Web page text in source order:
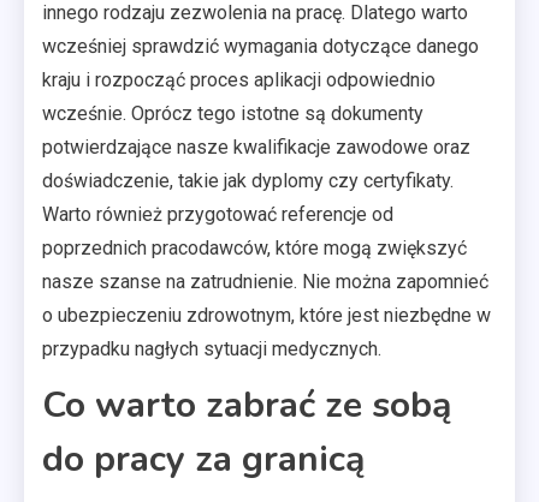
innego rodzaju zezwolenia na pracę. Dlatego warto
wcześniej sprawdzić wymagania dotyczące danego
kraju i rozpocząć proces aplikacji odpowiednio
wcześnie. Oprócz tego istotne są dokumenty
potwierdzające nasze kwalifikacje zawodowe oraz
doświadczenie, takie jak dyplomy czy certyfikaty.
Warto również przygotować referencje od
poprzednich pracodawców, które mogą zwiększyć
nasze szanse na zatrudnienie. Nie można zapomnieć
o ubezpieczeniu zdrowotnym, które jest niezbędne w
przypadku nagłych sytuacji medycznych.
Co warto zabrać ze sobą
do pracy za granicą